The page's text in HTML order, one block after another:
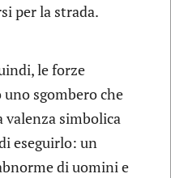
per la strada.
le forze
sgombero che
valenza simbolica
eseguirlo: un
di uomini e